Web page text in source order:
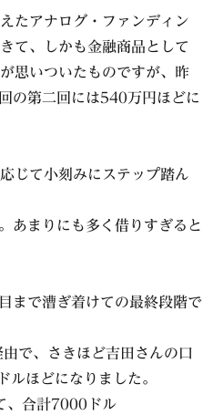
たアナログ・ファンディン
て、しかも金融商品として
思いついたものですが、昨
の第二回には540万円ほどに
じて小刻みにステップ踏ん
あまりにも多く借りすぎると
まで漕ぎ着けての最終段階で
で、さきほど吉田さんの口
ほどになりました。
、合計7000ドル